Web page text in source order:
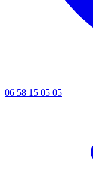
06 58 15 05 05